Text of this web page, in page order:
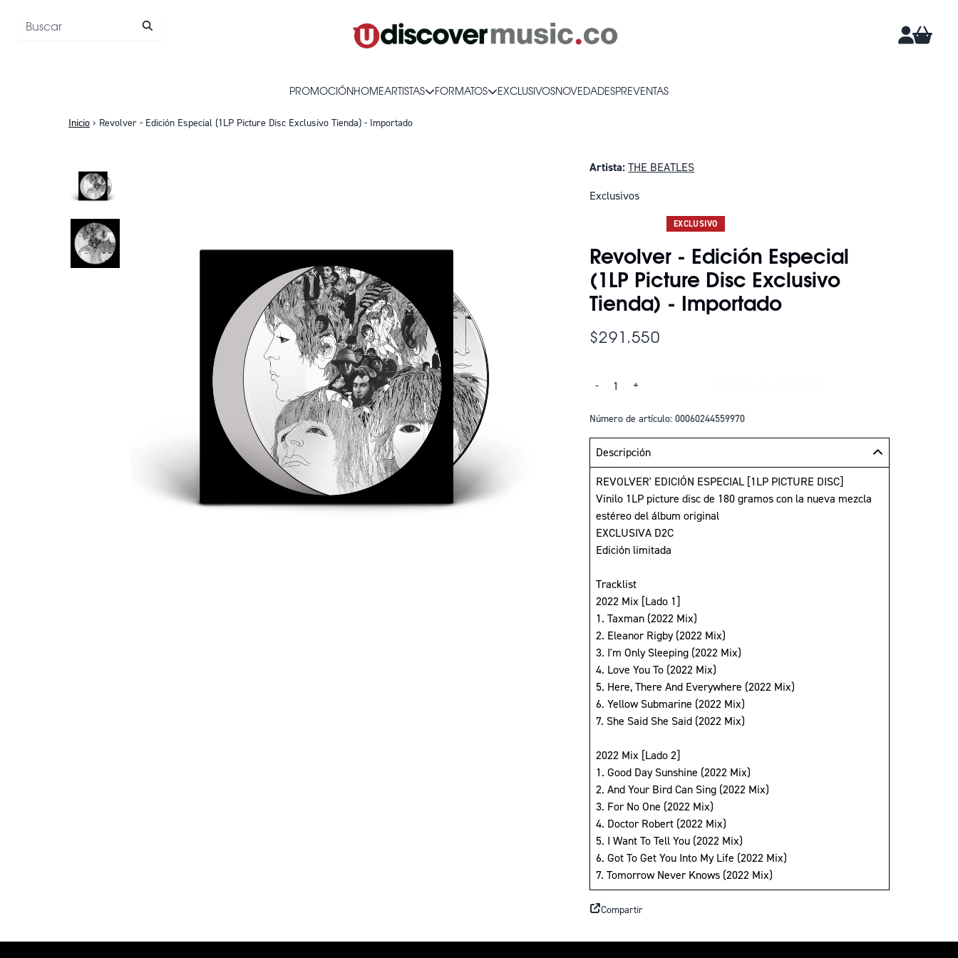
PROMOCIÓNHOMEARTISTAS FORMATOS EXCLUSIVOSNOVEDADESPREVENTAS
Inicio › Revolver - Edición Especial (1LP Picture Disc Exclusivo Tienda) - Importado
Artista:THE BEATLES
Exclusivos
EXCLUSIVO
Revolver - Edición Especial
(1LP Picture Disc Exclusivo
Tienda) - Importado
$291.550
Cantidad
- +
Número de artículo: 00060244559970
Descripción
REVOLVER' EDICIÓN ESPECIAL [1LP PICTURE DISC]
Vinilo 1LP picture disc de 180 gramos con la nueva mezcla
estéreo del álbum original
EXCLUSIVA D2C
Edición limitada
Tracklist
2022 Mix [Lado 1]
1. Taxman (2022 Mix)
2. Eleanor Rigby (2022 Mix)
3. I'm Only Sleeping (2022 Mix)
4. Love You To (2022 Mix)
5. Here, There And Everywhere (2022 Mix)
6. Yellow Submarine (2022 Mix)
7. She Said She Said (2022 Mix)
2022 Mix [Lado 2]
1. Good Day Sunshine (2022 Mix)
2. And Your Bird Can Sing (2022 Mix)
3. For No One (2022 Mix)
4. Doctor Robert (2022 Mix)
5. I Want To Tell You (2022 Mix)
6. Got To Get You Into My Life (2022 Mix)
7. Tomorrow Never Knows (2022 Mix)
Compartir